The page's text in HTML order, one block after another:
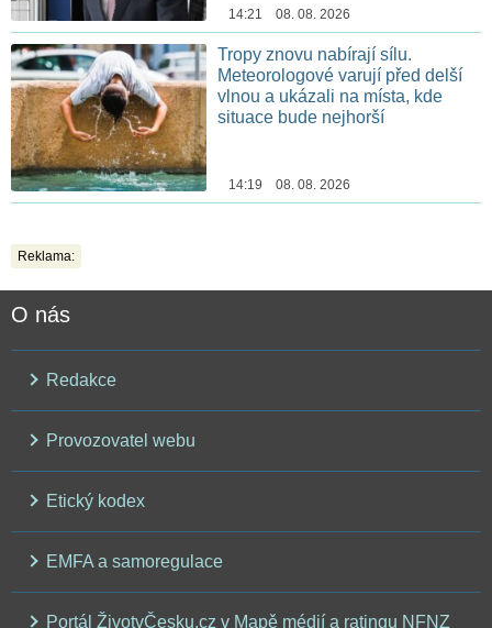
14:21 08. 08. 2026
Tropy znovu nabírají sílu.
Meteorologové varují před delší
vlnou a ukázali na místa, kde
situace bude nejhorší
14:19 08. 08. 2026
Reklama:
O nás
Redakce
Provozovatel webu
Etický kodex
EMFA a samoregulace
Portál ŽivotvČesku.cz v Mapě médií a ratingu NFNZ